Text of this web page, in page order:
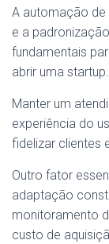
A automação
e a
fundamentais
abrir uma startup.
Manter um
experiência do
fidelizar clientes
Outro fator
adaptação
monitoramento
custo de